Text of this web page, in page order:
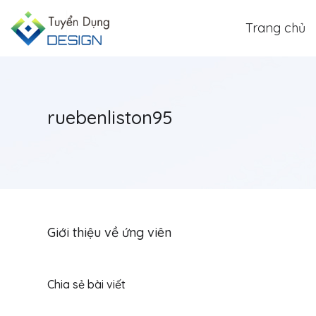
Trang chủ
ruebenliston95
Giới thiệu về ứng viên
Chia sẻ bài viết